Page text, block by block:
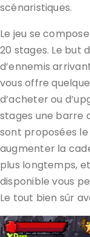
scénaristiques.
Le jeu se
20 stages. Le but
d’ennemis
vous offre
d’acheter ou
stages une barre
sont proposées
augmenter la
plus longtemps,
disponible vous
Le tout bien sûr